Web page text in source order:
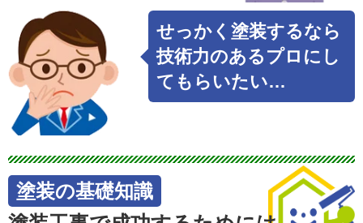
せっかく塗装するなら
技術力のあるプロにし
てもらいたい…
塗装の基礎知識